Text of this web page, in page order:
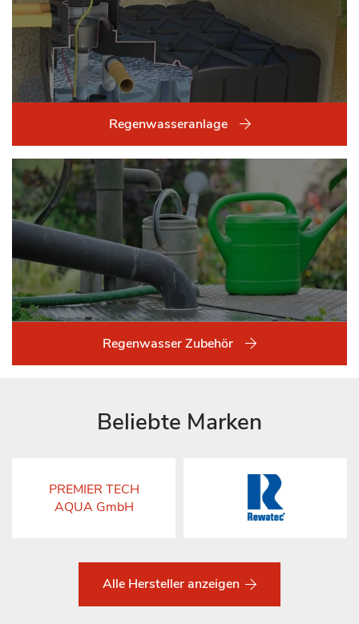
Regenwasseranlage
Regenwasser Zubehör
Beliebte Marken
PREMIER TECH
AQUA GmbH
Alle Hersteller anzeigen